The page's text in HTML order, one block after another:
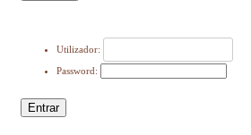
Utilizador:
Password:
Entrar